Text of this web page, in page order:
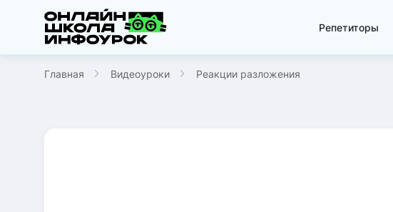
Репетиторы
Главная Видеоуроки Реакции разложения